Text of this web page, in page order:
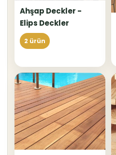
Ahşap Deckler -
Elips Deckler
2 ürün